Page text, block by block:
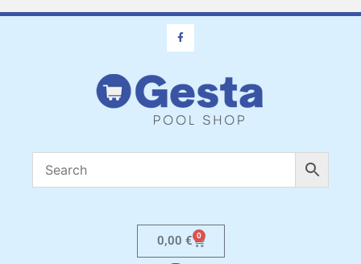
0,00 € 0